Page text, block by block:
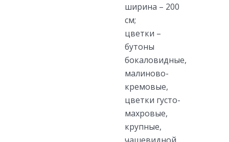
ширина – 200
см;
цветки –
бутоны
бокаловидные,
малиново-
кремовые,
цветки густо-
махровые,
крупные,